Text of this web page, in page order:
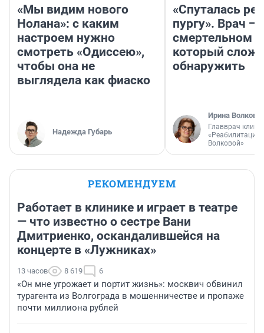
«Мы видим нового
Нолана»: с каким
настроем нужно
смотреть «Одиссею»,
чтобы она не
выглядела как фиаско
Надежда Губарь
«Спуталась
пургу». Врач —
смертельном
который
обнаружить
Ирина Волкова
Главврач
«Реабилитация
Волковой»
РЕКОМЕНДУЕМ
Работает в клинике и играет в театре
— что известно о сестре Вани
Дмитриенко, оскандалившейся на
концерте в «Лужниках»
13 часов 8 619 6
«Он мне угрожает и портит жизнь»: москвич обвинил
турагента из Волгограда в мошенничестве и пропаже
почти миллиона рублей